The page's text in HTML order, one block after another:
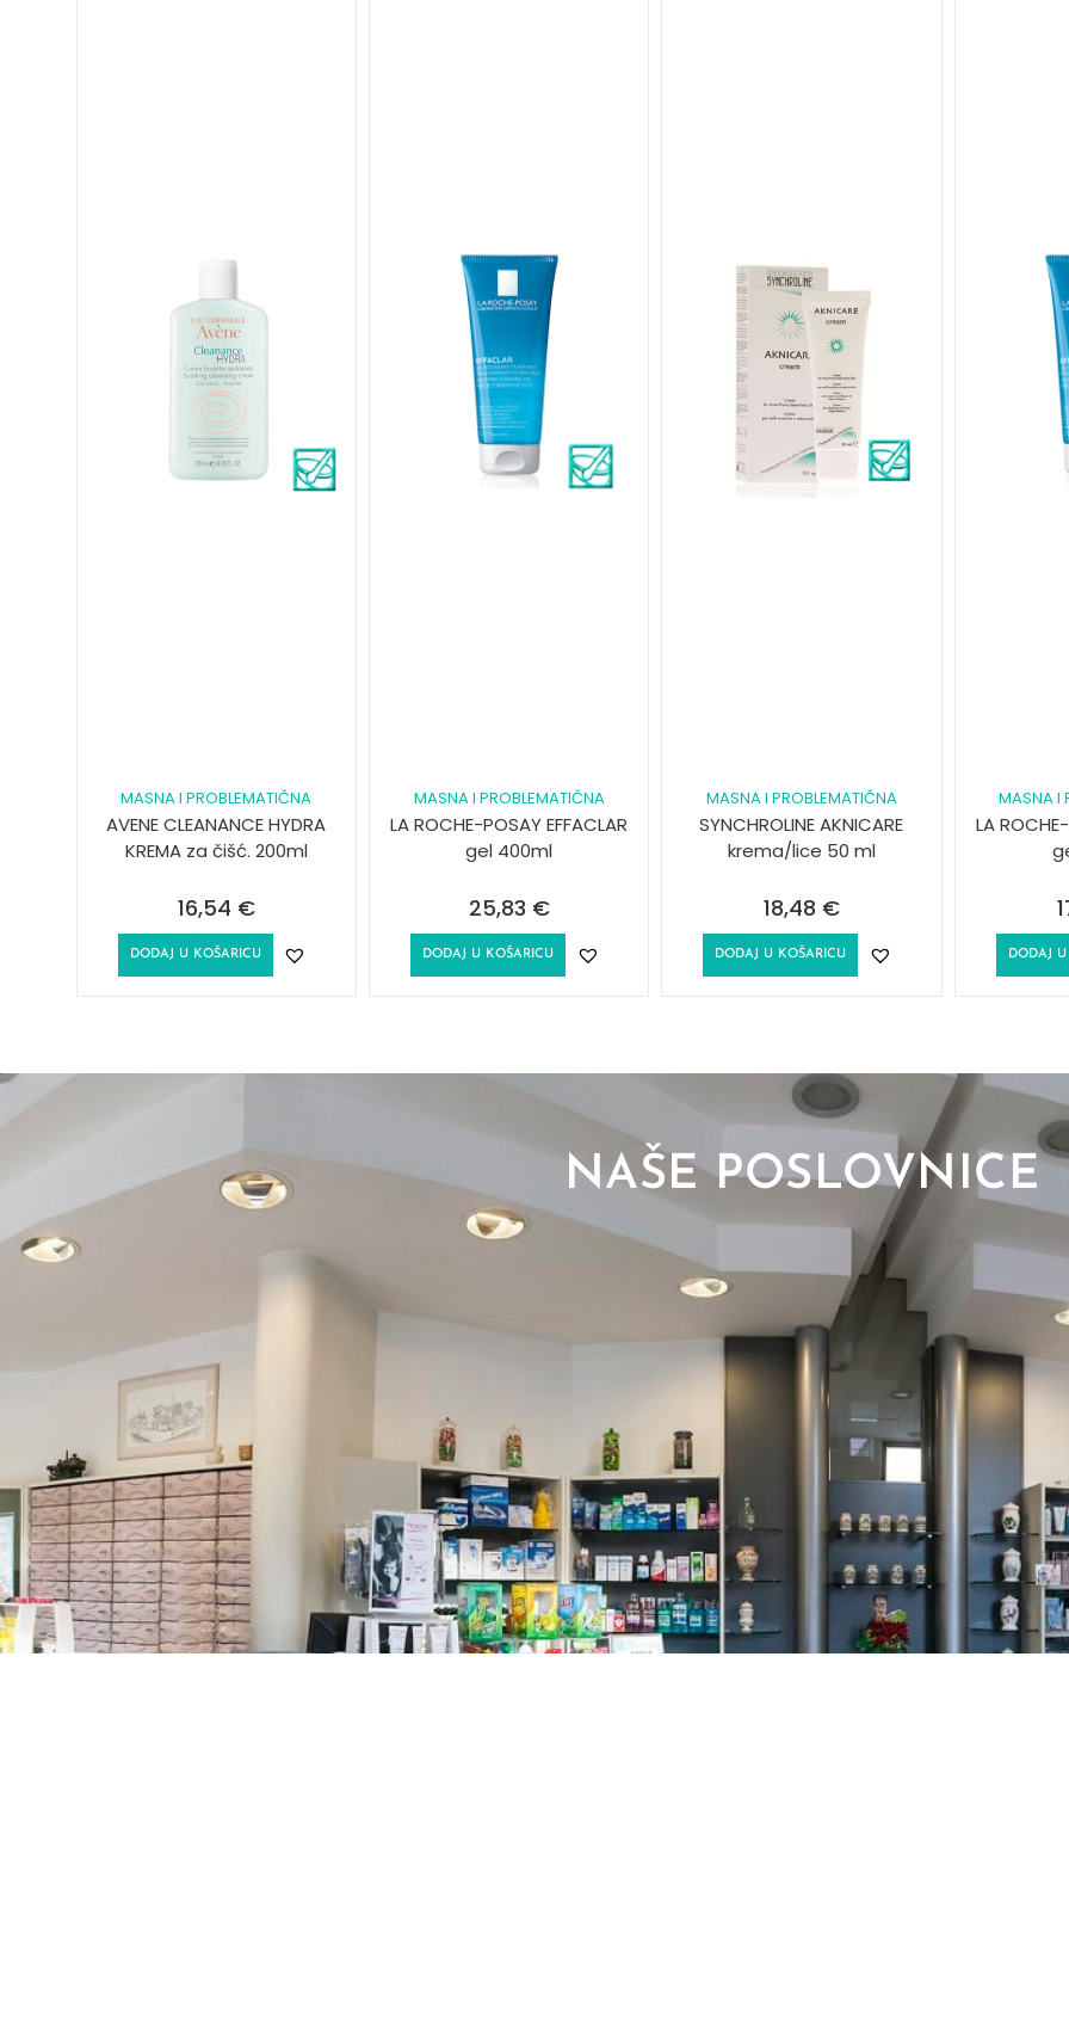
MASNA I PROBLEMATIČNA
AVENE CLEANANCE HYDRA
KREMA za čišć. 200ml
16,54 €
DODAJ U KOŠARICU
MASNA I PROBLEMATIČNA
LA ROCHE-POSAY EFFACLAR
gel 400ml
25,83 €
DODAJ U KOŠARICU
MASNA I PROBLEMATIČNA
SYNCHROLINE AKNICARE
krema/lice 50 ml
18,48 €
DODAJ U KOŠARICU
MASNA I
LA
DODAJ
NAŠE POSLOVNICE